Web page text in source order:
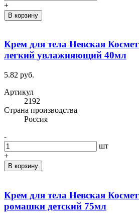
+
В корзину
Крем для тела Невская
легкий увлажняющий 40мл
5.82 руб.
Артикул
2192
Cтрана производства
Россия
-
шт
+
В корзину
Крем для тела Невская
ромашки детский 75мл